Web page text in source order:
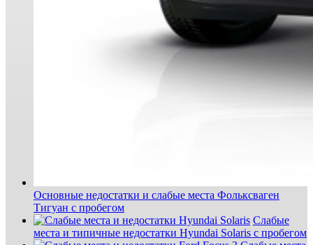
Основные недостатки и слабые места Фольксваген
Тигуан с пробегом
Слабые
места и типичные недостатки Hyundai Solaris с пробегом